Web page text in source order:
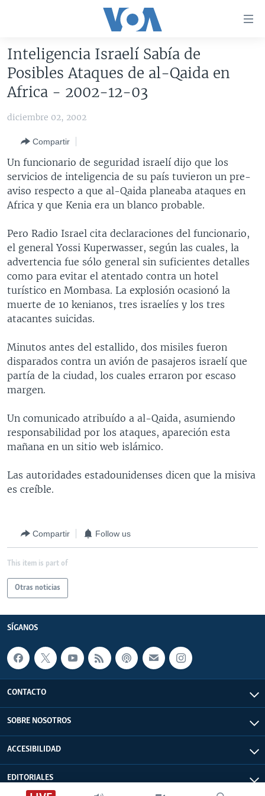
accesibilidad
contenido
Salte
principal
Salte
búsqueda
AMÉRICA DEL NORTE
EEUU
ELECCIONES EEUU 2024
VOA VERIFICA INMIGRACIÓN
VOA VERIFICA AMÉRICA LATINA
ARGENTINA
BOLIVIA
COLOMBIA
CHILE
PERÚ
ECUADOR
VENEZUELA
BRASIL
CHINA EN AMÉRICA LATINA
CENTROAMÉRICA
COSTA RICA
EL SALVADOR
GUATEMALA
HONDURAS
NICARAGUA
OTRAS SECCIONES
INMIGRACIÓN
LIBERTAD DE PRENSA
MUNDO
ECONOMÍA
ENTRETENIMIENTO Y CULTURA
TECNOLOGÍA
CIENCIA Y SALUD
ESPECIALES DE LA VOA
LIBERTAD DE PRENSA
UCRANIA
MULTIMEDIA
VIDEOS
FOTOGRAFÍA
PROGRAMAS TV
EL MUNDO AL DÍA
VISIÓN 360
LAS CLAVES
RADIO
AUDIONOTICIAS
BUENOS DÍAS AMÉRICA
EL MUNDO AL DÍA [RADIO]
FORO [RADIO]
NOTA ECONÓMICA
DOCUMENTALES DE LA VOA
Learning English
SÍGANOS
Idiomas
Inteligencia Israelí Sabía de
Posibles Ataques de al-Qaida en
Africa - 2002-12-03
diciembre 02, 2002
Compartir
Un funcionario de seguridad israelí dijo que los
servicios de inteligencia de su país tuvieron un pre-
aviso respecto a que al-Qaida planeaba ataques en
Africa y que Kenia era un blanco probable.
Pero Radio Israel cita declaraciones del funcionario,
el general Yossi Kuperwasser, según las cuales, la
advertencia fue sólo general sin suficientes detalles
como para evitar el atentado contra un hotel
turístico en Mombasa. La explosión ocasionó la
muerte de 10 kenianos, tres israelíes y los tres
atacantes suicidas.
Minutos antes del estallido, dos misiles fueron
disparados contra un avión de pasajeros israelí que
partía de la ciudad, los cuales erraron por escaso
margen.
Un comunicado atribuído a al-Qaida, asumiendo
responsabilidad por los ataques, apareción esta
mañana en un sitio web islámico.
Las autoridades estadounidenses dicen que la misiva
es creíble.
Compartir Follow us
This item is part of
Otras noticias
SÍGANOS
CONTACTO
SOBRE NOSOTROS
ACCESIBILIDAD
EDITORIALES